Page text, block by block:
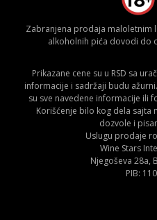
Zabranjena prodaja maloletnim
alkoholnih pića dovodi do
Prikazane cene su u RSD sa
informacije i sadržaji budu
su sve navedene informacije ili
Korišćenje bilo kog dela
dozvole i
Uslugu prodaje
Wine Stars
Njegoševa 28a,
PIB: